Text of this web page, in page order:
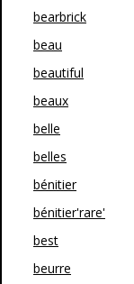
bearbrick
beau
beautiful
beaux
belle
belles
bénitier
bénitier'rare'
best
beurre